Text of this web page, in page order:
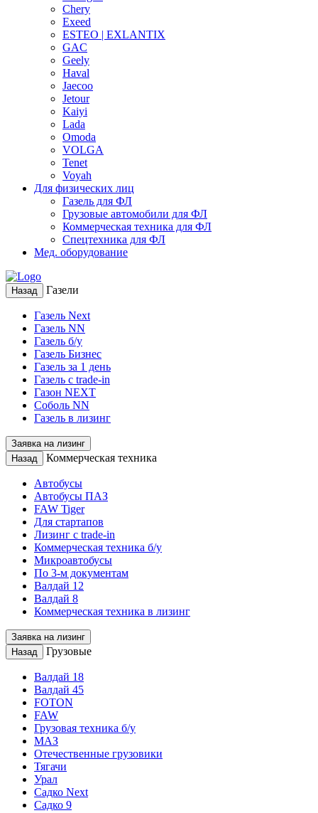
Chery
Exeed
ESTEO | EXLANTIX
GAC
Geely
Haval
Jaecoo
Jetour
Kaiyi
Lada
Omoda
VOLGA
Tenet
Voyah
Для физических лиц
Газель для ФЛ
Грузовые автомобили для ФЛ
Коммерческая техника для ФЛ
Спецтехника для ФЛ
Мед. оборудование
Назад Газели
Газель Next
Газель NN
Газель б/у
Газель Бизнес
Газель за 1 день
Газель с trade-in
Газон NEXT
Соболь NN
Газель в лизинг
Заявка на лизинг
Назад
Коммерческая техника
Автобусы
Автобусы ПАЗ
FAW Tiger
Для стартапов
Лизинг с trade-in
Коммерческая техника б/у
Микроавтобусы
По 3-м документам
Валдай 12
Валдай 8
Коммерческая техника в лизинг
Заявка на лизинг
Назад
Грузовые
Валдай 18
Валдай 45
FOTON
FAW
Грузовая техника б/у
МАЗ
Отечественные грузовики
Тягачи
Урал
Садко Next
Садко 9